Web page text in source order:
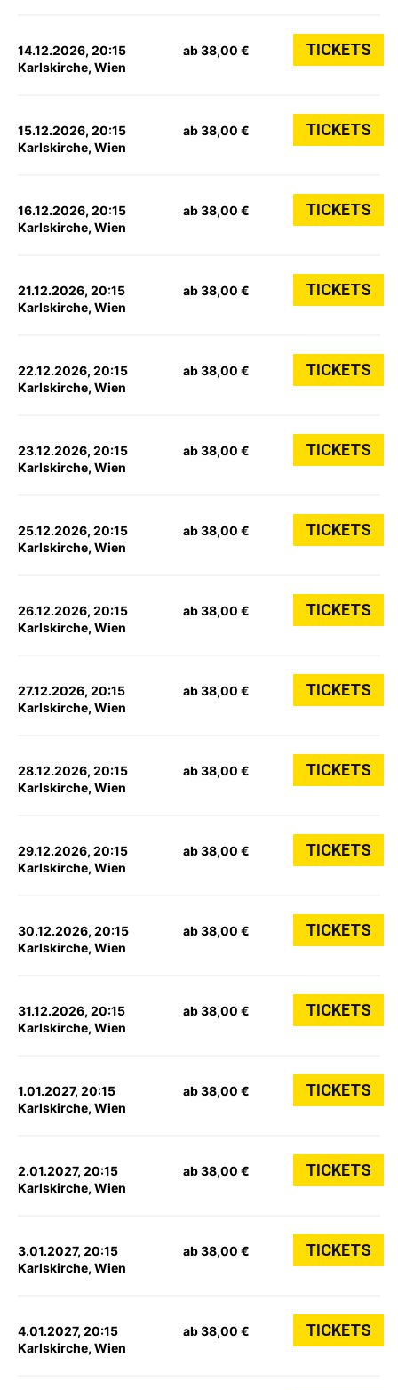
14.12.2026, 20:15
Karlskirche, Wien
ab 38,00 € TICKETS
15.12.2026, 20:15
Karlskirche, Wien
ab 38,00 € TICKETS
16.12.2026, 20:15
Karlskirche, Wien
ab 38,00 € TICKETS
21.12.2026, 20:15
Karlskirche, Wien
ab 38,00 € TICKETS
22.12.2026, 20:15
Karlskirche, Wien
ab 38,00 € TICKETS
23.12.2026, 20:15
Karlskirche, Wien
ab 38,00 € TICKETS
25.12.2026, 20:15
Karlskirche, Wien
ab 38,00 € TICKETS
26.12.2026, 20:15
Karlskirche, Wien
ab 38,00 € TICKETS
27.12.2026, 20:15
Karlskirche, Wien
ab 38,00 € TICKETS
28.12.2026, 20:15
Karlskirche, Wien
ab 38,00 € TICKETS
29.12.2026, 20:15
Karlskirche, Wien
ab 38,00 € TICKETS
30.12.2026, 20:15
Karlskirche, Wien
ab 38,00 € TICKETS
31.12.2026, 20:15
Karlskirche, Wien
ab 38,00 € TICKETS
1.01.2027, 20:15
Karlskirche, Wien
ab 38,00 € TICKETS
2.01.2027, 20:15
Karlskirche, Wien
ab 38,00 € TICKETS
3.01.2027, 20:15
Karlskirche, Wien
ab 38,00 € TICKETS
4.01.2027, 20:15
Karlskirche, Wien
ab 38,00 € TICKETS